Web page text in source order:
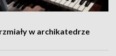
w archikatedrze